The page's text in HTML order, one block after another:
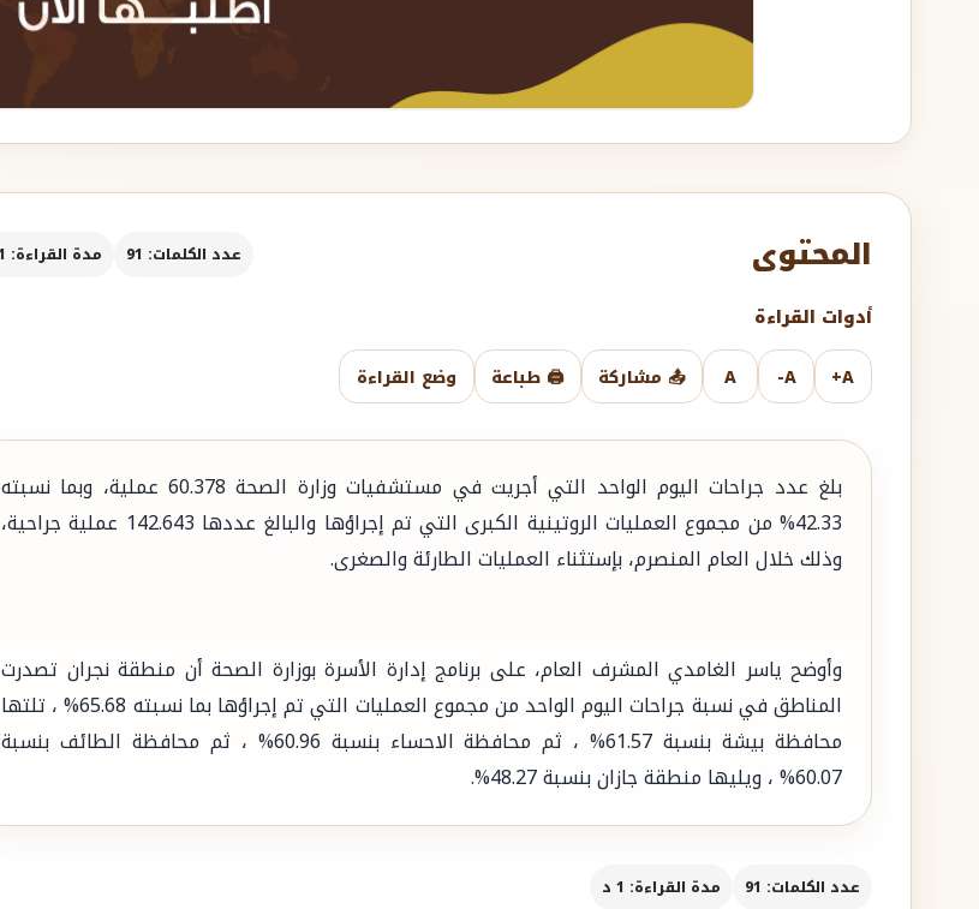
المحتوى عدد الكلمات: 91 مدة القراءة: 1 د
أدوات القراءة
A+
A-
A 📤 مشاركة 🖨️ طباعة وضع القراءة
بلغ عدد جراحات اليوم الواحد التي أجريت في مستشفيات وزارة الصحة 60.378 عملية، وبما نسبته
42.33% من مجموع العمليات الروتينية الكبرى التي تم إجراؤها والبالغ عددها 142.643 عملية جراحية،
وذلك خلال العام المنصرم، بإستثناء العمليات الطارئة والصغرى.
وأوضح ياسر الغامدي المشرف العام، على برنامج إدارة الأسرة بوزارة الصحة أن منطقة نجران تصدرت
المناطق في نسبة جراحات اليوم الواحد من مجموع العمليات التي تم إجراؤها بما نسبته 65.68% ، تلتها
محافظة بيشة بنسبة 61.57% ، ثم محافظة الاحساء بنسبة 60.96% ، ثم محافظة الطائف بنسبة
60.07% ، ويليها منطقة جازان بنسبة 48.27%.
عدد الكلمات: 91 مدة القراءة: 1 د